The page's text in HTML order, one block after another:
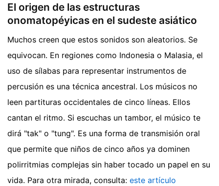
El origen de las estructuras
onomatopéyicas en el sudeste asiático
Muchos creen que estos sonidos son aleatorios. Se
equivocan. En regiones como Indonesia o Malasia, el
uso de sílabas para representar instrumentos de
percusión es una técnica ancestral. Los músicos no
leen partituras occidentales de cinco líneas. Ellos
cantan el ritmo. Si escuchas un tambor, el músico te
dirá "tak" o "tung". Es una forma de transmisión oral
que permite que niños de cinco años ya dominen
polirritmias complejas sin haber tocado un papel en su
vida. Para otra mirada, consulta: este artículo